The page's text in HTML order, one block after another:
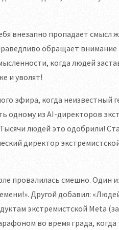
внезапно пропадает смысл
обращает внимание
когда людей
и уволят!
эфира, когда неизвестный
одному из AI-директоров
людей это одобрили!
директор
провалилась смешно. Один
Другой добавил:
экстремистской Meta
во время града,